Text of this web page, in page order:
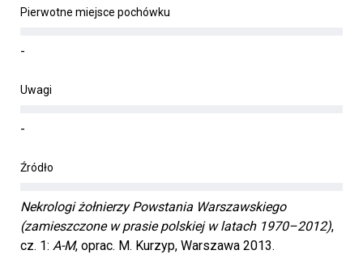
Pierwotne miejsce pochówku
-
Uwagi
-
Źródło
Nekrologi żołnierzy Powstania Warszawskiego
(zamieszczone w prasie polskiej w latach 1970–2012),
cz. 1: A-M, oprac. M. Kurzyp, Warszawa 2013.